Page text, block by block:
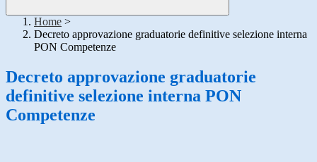
Home >
Decreto approvazione graduatorie definitive selezione interna
PON Competenze
Decreto approvazione graduatorie
definitive selezione interna PON
Competenze